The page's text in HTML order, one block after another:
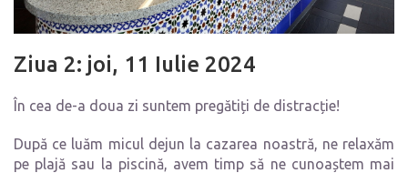
Ziua 2: joi, 11 Iulie 2024
În cea de-a doua zi suntem pregătiți de distracție!
După ce luăm micul dejun la cazarea noastră, ne relaxăm
pe plajă sau la piscină, avem timp să ne cunoaștem mai